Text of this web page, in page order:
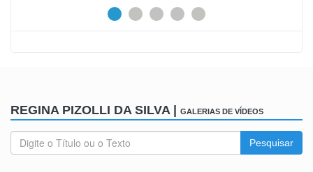
REGINA PIZOLLI DA SILVA | GALERIAS DE VÍDEOS
Pesquisar